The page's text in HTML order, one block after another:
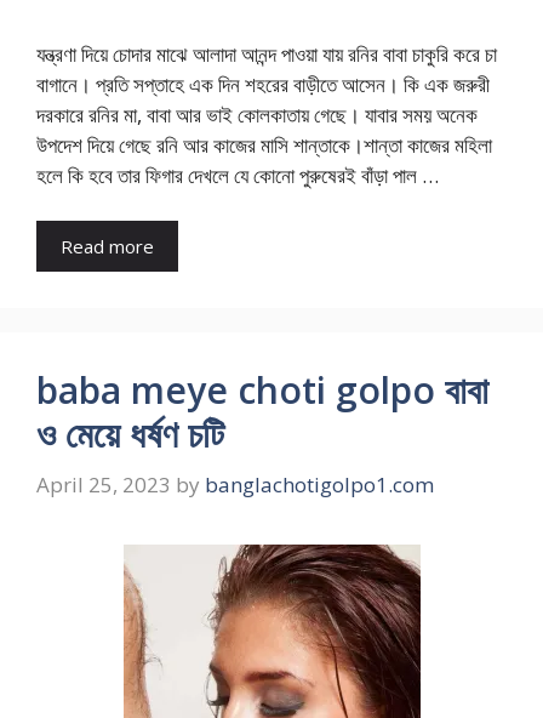
যন্ত্রণা দিয়ে চোদার মাঝে আলাদা আনন্দ পাওয়া যায় রনির বাবা চাকুরি করে চা
বাগানে। প্রতি সপ্তাহে এক দিন শহরের বাড়ীতে আসেন। কি এক জরুরী
দরকারে রনির মা, বাবা আর ভাই কোলকাতায় গেছে। যাবার সময় অনেক
উপদেশ দিয়ে গেছে রনি আর কাজের মাসি শান্তাকে।শান্তা কাজের মহিলা
হলে কি হবে তার ফিগার দেখলে যে কোনো পুরুষেরই বাঁড়া পাল …
Read more
baba meye choti golpo বাবা
ও মেয়ে ধর্ষণ চটি
April 25, 2023 by banglachotigolpo1.com